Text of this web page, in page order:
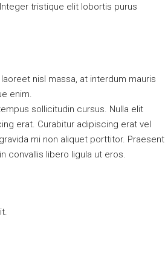
tristique elit lobortis purus
nisl massa, at interdum mauris
enim.
sollicitudin cursus. Nulla elit
erat. Curabitur adipiscing erat vel
mi non aliquet porttitor. Praesent
convallis libero ligula ut eros.